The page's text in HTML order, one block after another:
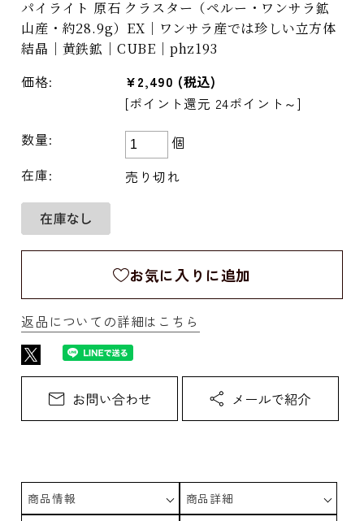
パイライト 原石 クラスター（ペルー・ワンサラ鉱
山産・約28.9g）EX｜ワンサラ産では珍しい立方体
結晶｜黄鉄鉱｜CUBE｜phz193
価格: ¥2,490 (税込)
[ポイント還元 24ポイント～]
数量:
個
在庫:
売り切れ
お気に入りに追加
返品についての詳細はこちら
商品情報
商品詳細